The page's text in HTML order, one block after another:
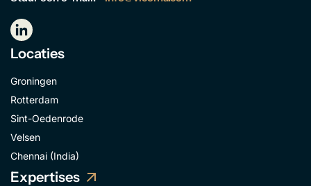
Locaties
Groningen
Rotterdam
Sint-Oedenrode
Velsen
Chennai (India)
Expertises